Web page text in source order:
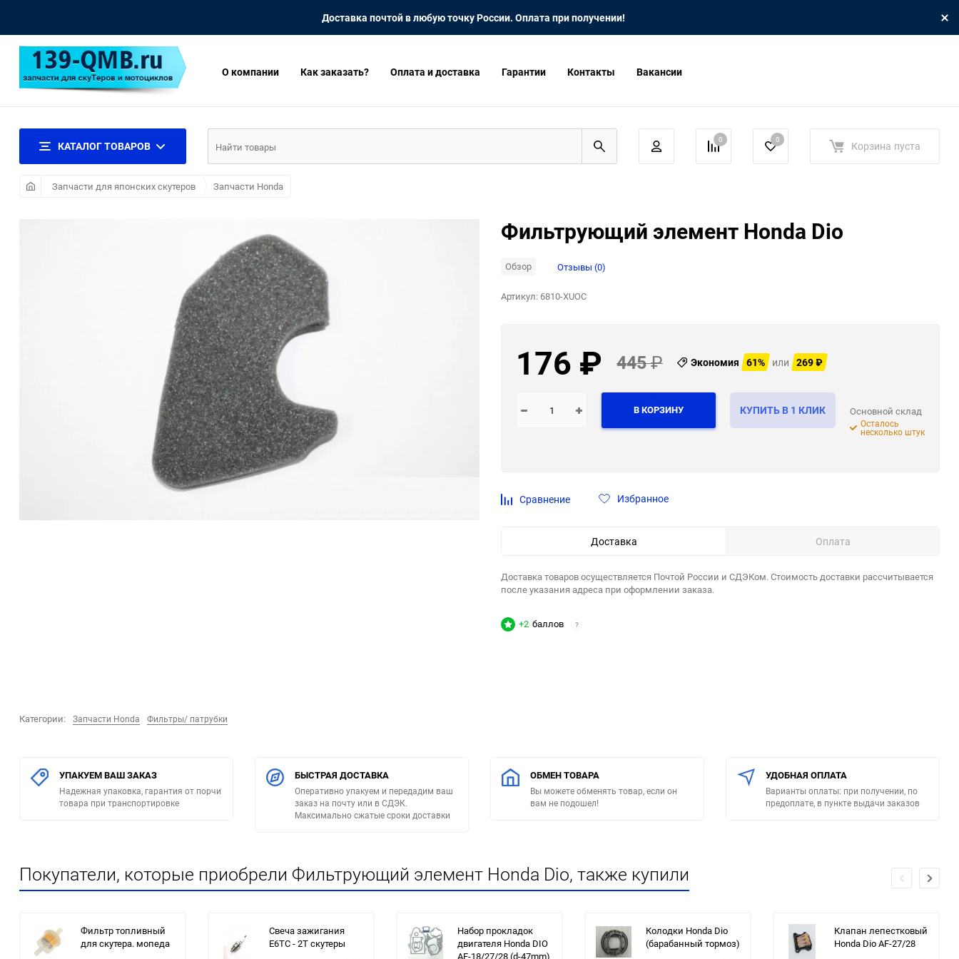
Доставка почтой в любую точку России. Оплата при получении!
О компании Как заказать? Оплата и доставка Гарантии Контакты Вакансии
КАТАЛОГ ТОВАРОВ 0 0 Корзина пуста
Запчасти для японских скутеров Запчасти Honda
Категории: Запчасти Honda Фильтры/ патрубки
Фильтрующий элемент Honda Dio
Обзор Отзывы (0)
Артикул: 6810-XUOC
176 ₽ 445₽ Экономия 61% или 269₽
В КОРЗИНУ КУПИТЬ В 1 КЛИК Основной склад
Осталось
несколько штук
Сравнение Избранное
Доставка Оплата
Доставка товаров осуществляется Почтой России и СДЭКом. Стоимость доставки рассчитывается
после указания адреса при оформлении заказа.
+2 баллов ?
УПАКУЕМ ВАШ ЗАКАЗ
Надежная упаковка, гарантия от порчи
товара при транспортировке
БЫСТРАЯ ДОСТАВКА
Оперативно упакуем и передадим ваш
заказ на почту или в СДЭК.
Максимально сжатые сроки доставки
ОБМЕН ТОВАРА
Вы можете обменять товар, если он
вам не подошел!
УДОБНАЯ ОПЛАТА
Варианты оплаты: при получении, по
предоплате, в пункте выдачи заказов
Покупатели, которые приобрели Фильтрующий элемент Honda Dio, также купили
Фильтр топливный
для скутера. мопеда
Свеча зажигания
E6TC - 2Т скутеры
Набор прокладок
двигателя Honda DIO
AF-18/27/28 (d-47mm)
Колодки Honda Dio
(барабанный тормоз)
Клапан лепестковый
Honda Dio AF-27/28